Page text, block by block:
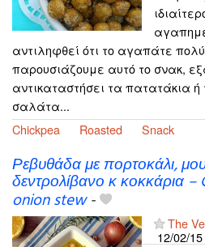
αντιληφθεί ότι το αγαπάτε
παρουσιάζουμε αυτό το σνακ,
αντικαταστήσει τα πατατάκια ή
σαλάτα...
Chickpea
Roasted Snack
Ρεβυθάδα με πορτοκάλι,
δεντρολίβανο κ κοκκάρια
onion stew-
The
12/02/15